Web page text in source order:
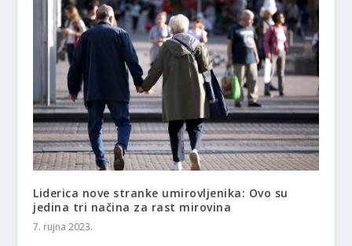
Liderica nove stranke umirovljenika: Ovo su
jedina tri načina za rast mirovina
7. rujna 2023.